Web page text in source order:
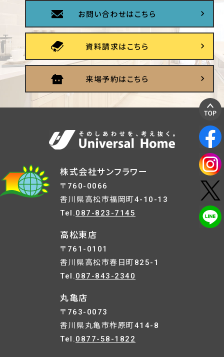
お問い合わせはこちら
資料請求はこちら
来場予約はこちら
株式会社サンフラワー
〒760-0066
香川県高松市福岡町4-10-13
Tel.087-823-7145
高松東店
〒761-0101
香川県高松市春日町825-1
Tel.087-843-2340
丸亀店
〒763-0073
香川県丸亀市柞原町414-8
Tel.0877-58-1822